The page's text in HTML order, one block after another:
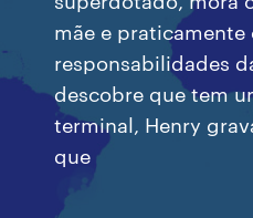
mãe e
responsabilidades
descobre que tem
terminal, Henry
que